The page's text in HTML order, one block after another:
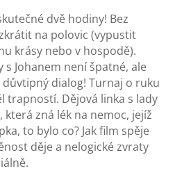
dvě hodiny! Bez
na polovic (vypustit
krásy nebo v hospodě).
s Johanem není špatné, ale
dialog! Turnaj o ruku
trapností. Dějová linka s lady
která zná lék na nemoc, jejíž
to bylo co? Jak film spěje
děje a nelogické zvraty